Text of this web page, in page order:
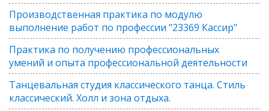
Производственная практика по модулю
выполнение работ по профессии "23369 Кассир"
Практика по получению профессиональных
умений и опыта профессиональной деятельности
Танцевальная студия классического танца. Стиль
классический. Холл и зона отдыха.